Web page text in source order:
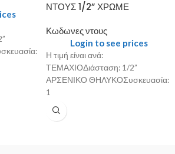
ΝΤΟΥΣ 1/2” ΧΡΩΜΕ
Κωδωνες ντους
Login to see prices
Η τιμή είναι ανά:
ΤΕΜΑΧΙΟΔιάσταση: 1/2”
ΑΡΣΕΝΙΚΟ ΘΗΛΥΚΟΣυσκευασία:
1